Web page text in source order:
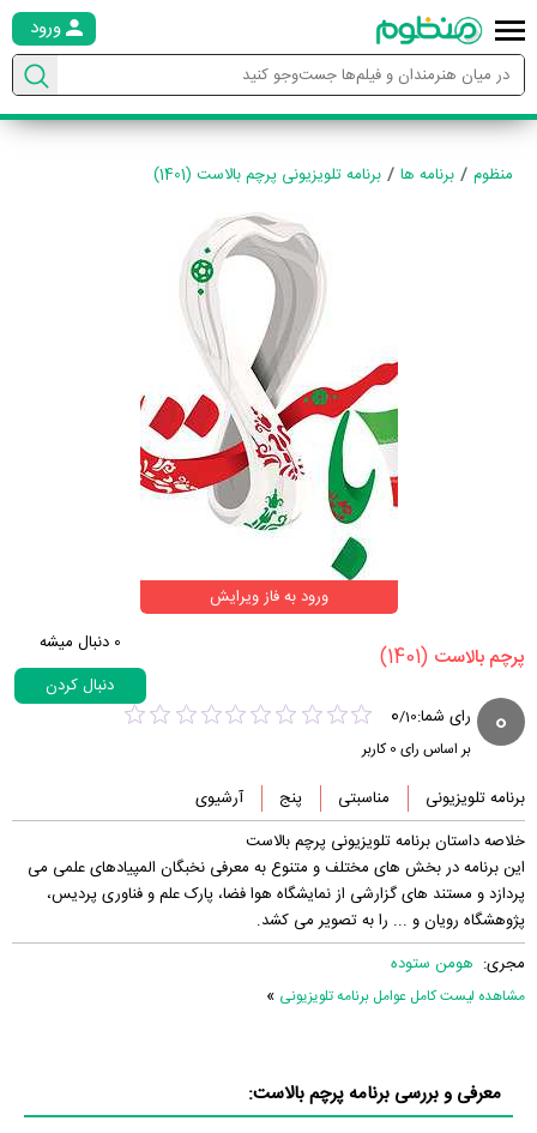
ورود
منظوم برنامه ها برنامه تلویزیونی پرچم بالاست (1401)
ورود به فاز ویرایش
‏پرچم بالاست‏ (1401)
0 دنبال میشه
دنبال کردن
0 رای شما: 0/10
بر اساس رای 0کاربر
برنامه تلویزیونی مناسبتی پنج
آرشیوی
خلاصه داستان برنامه تلویزیونی پرچم بالاست
این برنامه در بخش های مختلف و متنوع به معرفی نخبگان المپیادهای علمی می
پردازد و مستند های گزارشی از نمایشگاه هوا فضا، پارک علم و فناوری پردیس،
پژوهشگاه رویان و ... را به تصویر می کشد.
مجری: هومن ستوده
مشاهده لیست کامل عوامل برنامه تلویزیونی »
معرفی و بررسی برنامه پرچم بالاست: